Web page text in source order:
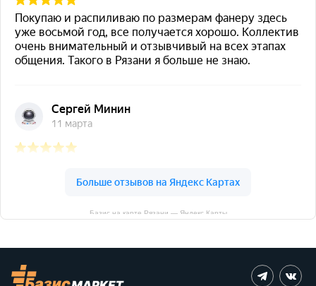
Базис на карте Рязани — Яндекс Карты